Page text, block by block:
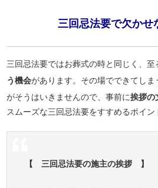
三回忌法要で欠かせ
三回忌法要ではお葬式の時と同じく、
う機会があります。その場でできてし
がそうはいきませんので、事前に挨拶の
スムーズな三回忌法要をすすめるポイン
【 三回忌法要の施主の挨拶 】